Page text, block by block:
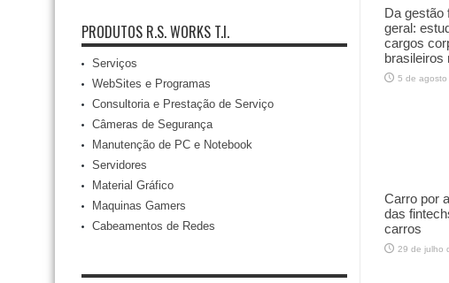
Da gestão
geral:
cargos
brasileiros
5 de agosto
Carro por
das
carros
29 de julho
PRODUTOS R.S. WORKS T.I.
Serviços
WebSites e Programas
Consultoria e Prestação de Serviço
Câmeras de Segurança
Manutenção de PC e Notebook
Servidores
Material Gráfico
Maquinas Gamers
Cabeamentos de Redes